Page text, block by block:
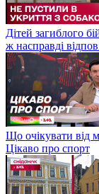
Дітей загиблого
ж насправді
Що очікувати від
Цікаво про спорт